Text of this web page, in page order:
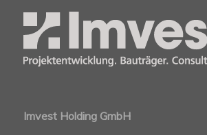
Imvest Holding GmbH